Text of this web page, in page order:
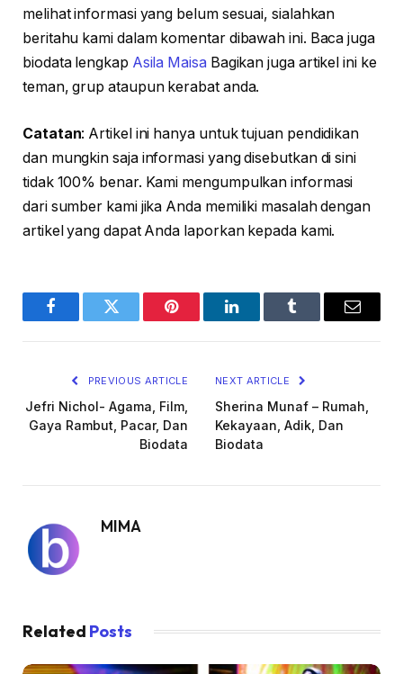
melihat informasi yang belum sesuai, sialahkan
beritahu kami dalam komentar dibawah ini. Baca juga
biodata lengkap Asila Maisa Bagikan juga artikel ini ke
teman, grup ataupun kerabat anda.
Catatan: Artikel ini hanya untuk tujuan pendidikan
dan mungkin saja informasi yang disebutkan di sini
tidak 100% benar. Kami mengumpulkan informasi
dari sumber kami jika Anda memiliki masalah dengan
artikel yang dapat Anda laporkan kepada kami.
FacebookTwitter Pinterest LinkedInTumblr Email
PREVIOUS ARTICLE
Jefri Nichol- Agama, Film,
Gaya Rambut, Pacar, Dan
Biodata
NEXT ARTICLE
Sherina Munaf – Rumah,
Kekayaan, Adik, Dan
Biodata
MIMA
Related Posts